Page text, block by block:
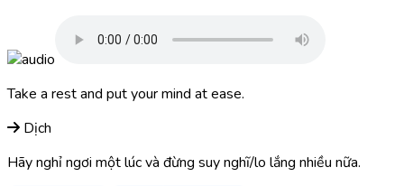
Take a rest and put your mind at ease.
Dịch
Hãy nghỉ ngơi một lúc và đừng suy nghĩ/lo lắng nhiều nữa.